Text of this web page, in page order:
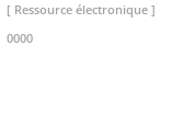
[ Ressource électronique ]
0000